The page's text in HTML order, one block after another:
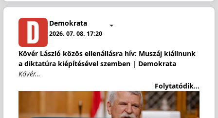
Demokrata
2026. 07. 08. 17:20
Kövér László közös ellenállásra hív: Muszáj kiállnunk
a diktatúra kiépítésével szemben | Demokrata
Kövér…
Folytatódik...